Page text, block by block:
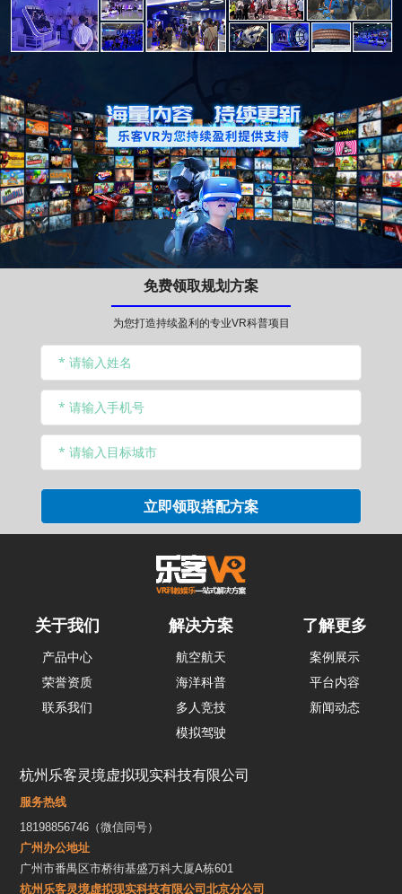
免费领取规划方案
为您打造持续盈利的专业VR科普项目
关于我们
产品中心
荣誉资质
联系我们
解决方案
航空航天
海洋科普
多人竞技
模拟驾驶
了解更多
案例展示
平台内容
新闻动态
杭州乐客灵境虚拟现实科技有限公司
服务热线
18198856746（微信同号）
广州办公地址
广州市番禺区市桥街基盛万科大厦A栋601
杭州乐客灵境虚拟现实科技有限公司北京分公司